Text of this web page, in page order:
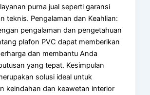
purna jual seperti garansi
teknis. Pengalaman dan Keahlian:
pengalaman dan pengetahuan
plafon PVC dapat memberikan
dan membantu Anda
yang tepat. Kesimpulan
solusi ideal untuk
keindahan dan keawetan interior